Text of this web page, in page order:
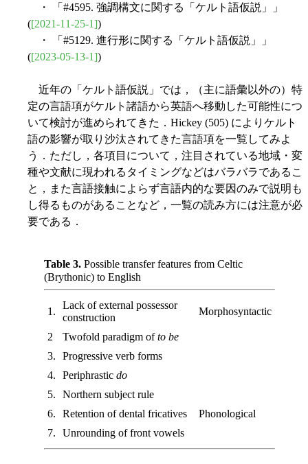
・ 「#4595. 強調構文に関する「ケルト語仮説」」
([2021-11-25-1])
・ 「#5129. 進行形に関する「ケルト語仮説」」
([2023-05-13-1])
近年の「ケルト語仮説」では，（主に語彙以外の）特
定の言語項がケルト諸語から英語へ移動した可能性につ
いて検討が進められてきた．Hickey (505) によりケルト
語の影響が取り沙汰されてきた言語項を一覧してみよ
う．ただし，各項目について，注目されている地域・変
種や文献に現われるタイミングなどはバラバラであるこ
と，また言語接触によらず言語内的な要因のみで説明も
し得るものがあることなど，一覧の読み方には注意が必
要である．
Table 3. Possible transfer features from Celtic
(Brythonic) to English
1.
Lack of external possessor
construction
Morphosyntactic
2 Twofold paradigm ofto be
3.
Progressive verb forms
4.
Periphrastic do
5.
Northern subject rule
6.
Retention of dental fricatives
Phonological
7.
Unrounding of front vowels